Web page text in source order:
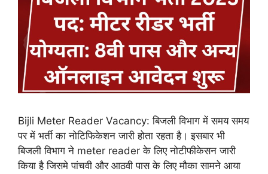
Bijli Meter Reader Vacancy: बिजली विभाग में समय समय
पर में भर्ती का नोटिफिकेशन जारी होता रहता है। इसबार भी
बिजली विभाग ने meter reader के लिए नोटीफीकेसन जारी
किया है जिसमे पांचवी और आठवी पास के लिए मौका सामने आया